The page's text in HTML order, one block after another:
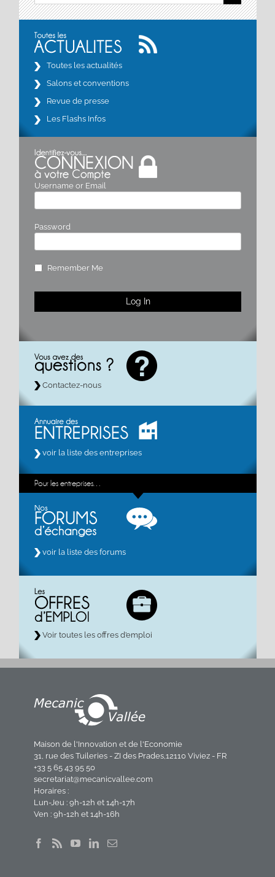
Toutes les actualités
Salons et conventions
Revue de presse
Les Flashs Infos
Username or Email
Password
Remember Me
Contactez-nous
voir la liste des entreprises
Pour les entreprises…
voir la liste des forums
Voir toutes les offres d’emploi
Maison de l'Innovation et de l'Economie
31, rue des Tuileries - ZI des Prades,12110 Viviez - FR
+33 5 65 43 95 50
secretariat@mecanicvallee.com
Horaires :
Lun-Jeu : 9h-12h et 14h-17h
Ven : 9h-12h et 14h-16h